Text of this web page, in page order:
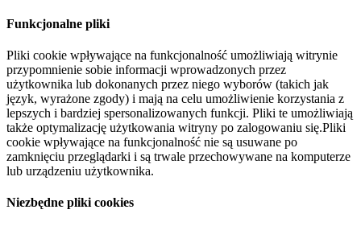
Funkcjonalne pliki
Pliki cookie wpływające na funkcjonalność umożliwiają witrynie
przypomnienie sobie informacji wprowadzonych przez
użytkownika lub dokonanych przez niego wyborów (takich jak
język, wyrażone zgody) i mają na celu umożliwienie korzystania z
lepszych i bardziej spersonalizowanych funkcji. Pliki te umożliwiają
także optymalizację użytkowania witryny po zalogowaniu się.Pliki
cookie wpływające na funkcjonalność nie są usuwane po
zamknięciu przeglądarki i są trwale przechowywane na komputerze
lub urządzeniu użytkownika.
Niezbędne pliki cookies